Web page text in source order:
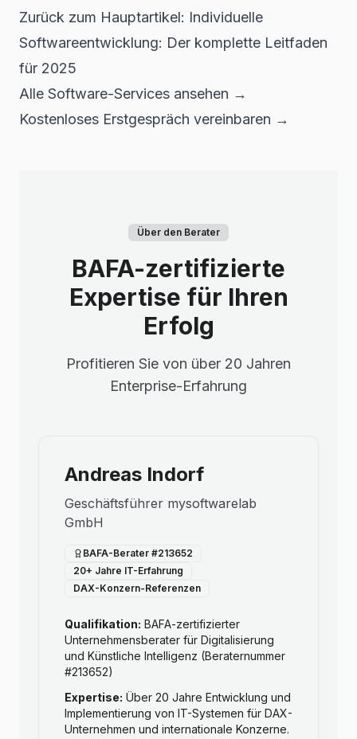
Zurück zum Hauptartikel: Individuelle
Softwareentwicklung: Der komplette Leitfaden
für 2025
Alle Software-Services ansehen →
Kostenloses Erstgespräch vereinbaren →
Über den Berater
BAFA-zertifizierte
Expertise für Ihren
Erfolg
Profitieren Sie von über 20 Jahren
Enterprise-Erfahrung
Andreas Indorf
Geschäftsführer mysoftwarelab
GmbH
BAFA-Berater #213652
20+ Jahre IT-Erfahrung
DAX-Konzern-Referenzen
Qualifikation: BAFA-zertifizierter
Unternehmensberater für Digitalisierung
und Künstliche Intelligenz (Beraternummer
#213652)
Expertise: Über 20 Jahre Entwicklung und
Implementierung von IT-Systemen für DAX-
Unternehmen und internationale Konzerne.